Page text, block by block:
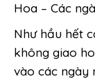
Hoa – Các
Như hầu hết
không giao
vào các ngày